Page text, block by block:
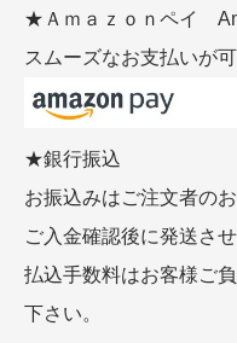
★Ａｍａｚｏｎペイ
スムーズなお支払いが可
★銀行振込
お振込みはご注文者の
ご入金確認後に発送さ
払込手数料はお客様ご
下さい。